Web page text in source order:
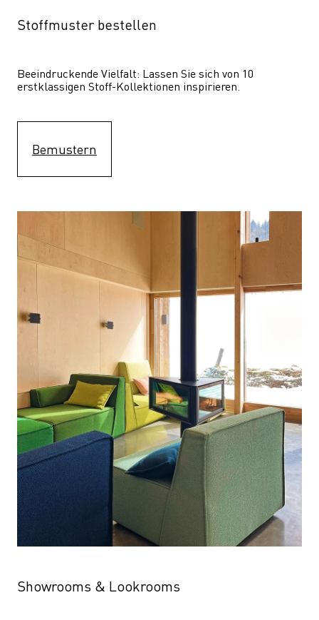
Stoffmuster bestellen
Beeindruckende Vielfalt: Lassen Sie sich von 10
erstklassigen Stoff-Kollektionen inspirieren.
Bemustern
Showrooms & Lookrooms